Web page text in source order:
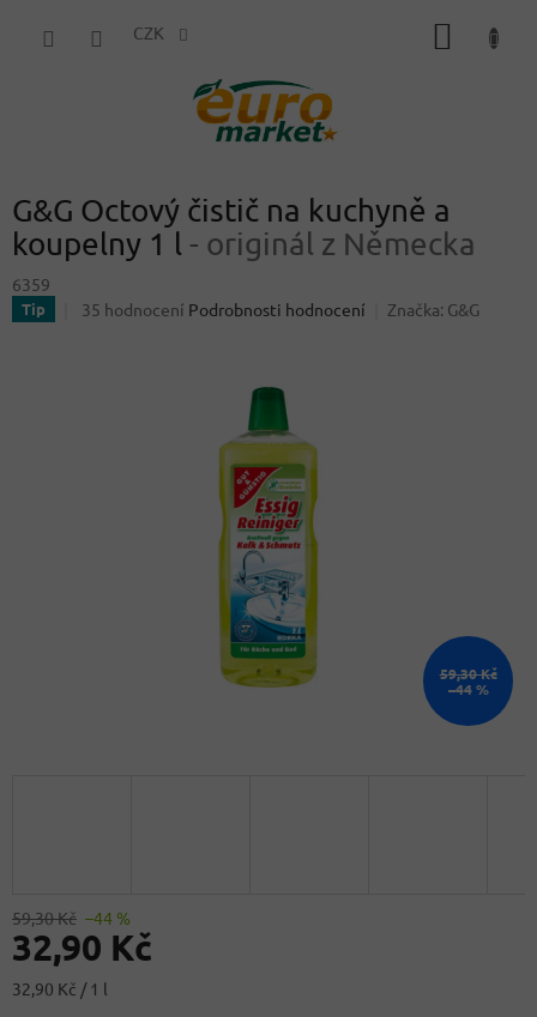
CZK
G&G Octový čistič na kuchyně a
koupelny 1 l - originál z Německa
6359
Tip
Průměrné
35 hodnocení Podrobnosti hodnocení Značka: G&G
59,30 Kč
–44 %
59,30 Kč –44 %
32,90 Kč
Měrná
32,90 Kč / 1 l